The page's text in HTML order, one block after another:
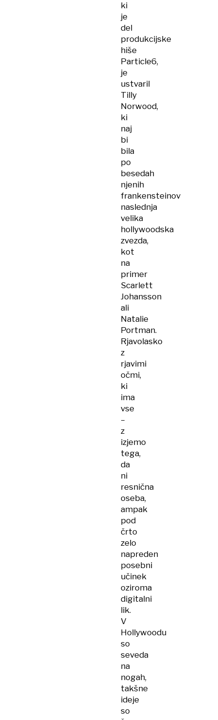
ki
je
del
produkcijske
hiše
Particle6,
je
ustvaril
Tilly
Norwood,
ki
naj
bi
bila
po
besedah
njenih
frankensteinov
naslednja
velika
hollywoodska
zvezda,
kot
na
primer
Scarlett
Johansson
ali
Natalie
Portman.
Rjavolasko
z
rjavimi
očmi,
ki
ima
vse
–
z
izjemo
tega,
da
ni
resnična
oseba,
ampak
pod
črto
zelo
napreden
posebni
učinek
oziroma
digitalni
lik.
V
Hollywoodu
so
seveda
na
nogah,
takšne
ideje
so